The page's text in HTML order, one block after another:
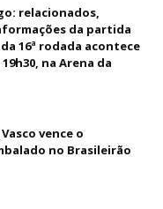
relacionados,
da partida
16ª rodada acontece
na Arena da
vence o
no Brasileirão